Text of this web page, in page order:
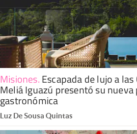
Misiones.Escapada de lujo a
Meliá Iguazú presentó su
gastronómica
Luz De Sousa Quintas